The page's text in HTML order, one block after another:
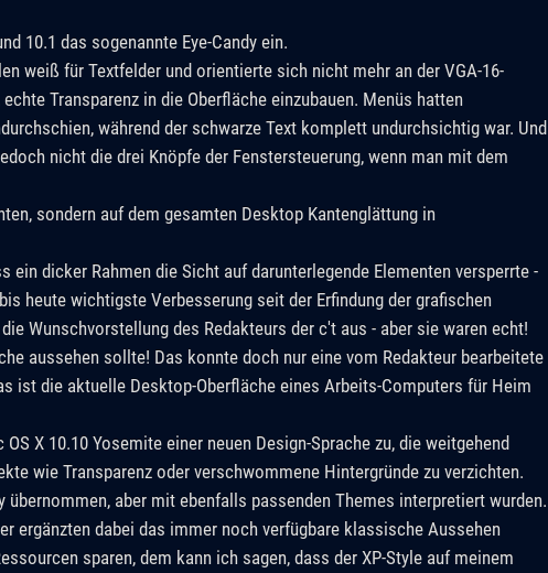
10.1 das sogenannte Eye-Candy ein.
weiß für Textfelder und orientierte sich nicht mehr an der VGA-16-
Transparenz in die Oberfläche einzubauen. Menüs hatten
während der schwarze Text komplett undurchsichtig war. Und
nicht die drei Knöpfe der Fenstersteuerung, wenn man mit dem
sondern auf dem gesamten Desktop Kantenglättung in
dicker Rahmen die Sicht auf darunterlegende Elementen versperrte -
heute wichtigste Verbesserung seit der Erfindung der grafischen
Wunschvorstellung des Redakteurs der c't aus - aber sie waren echt!
aussehen sollte! Das konnte doch nur eine vom Redakteur bearbeitete
ist die aktuelle Desktop-Oberfläche eines Arbeits-Computers für Heim
X 10.10 Yosemite einer neuen Design-Sprache zu, die weitgehend
wie Transparenz oder verschwommene Hintergründe zu verzichten.
aber mit ebenfalls passenden Themes interpretiert wurden.
ergänzten dabei das immer noch verfügbare klassische Aussehen
sparen, dem kann ich sagen, dass der XP-Style auf meinem